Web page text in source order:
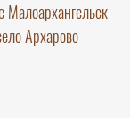
Малоархангельск
Архарово